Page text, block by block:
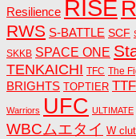
Resilience RISE
RWS S-BATTLE SCF
SKKB SPACE ONE
TENKAICHI TFC The
BRIGHTS TOPTIER
Warriors UFC ULTIMATE
WBCムエタイ W